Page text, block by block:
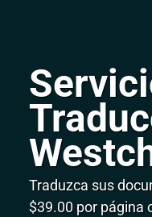
Traduzca sus
$39.00 por página